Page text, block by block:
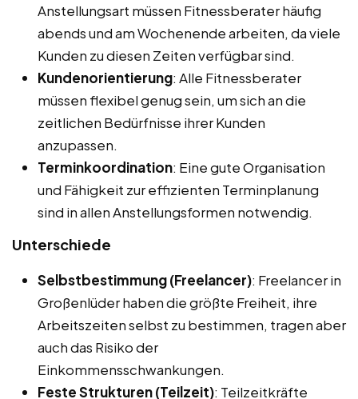
Anstellungsart müssen Fitnessberater häufig
abends und am Wochenende arbeiten, da viele
Kunden zu diesen Zeiten verfügbar sind.
Kundenorientierung: Alle Fitnessberater
müssen flexibel genug sein, um sich an die
zeitlichen Bedürfnisse ihrer Kunden
anzupassen.
Terminkoordination: Eine gute Organisation
und Fähigkeit zur effizienten Terminplanung
sind in allen Anstellungsformen notwendig.
Unterschiede
Selbstbestimmung (Freelancer): Freelancer in
Großenlüder haben die größte Freiheit, ihre
Arbeitszeiten selbst zu bestimmen, tragen aber
auch das Risiko der
Einkommensschwankungen.
Feste Strukturen (Teilzeit): Teilzeitkräfte